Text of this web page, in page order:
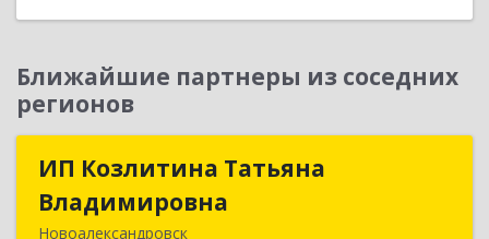
Ближайшие партнеры из соседних
регионов
ИП Козлитина Татьяна
Владимировна
Новоалександровск
ИП Козлитина Татьяна